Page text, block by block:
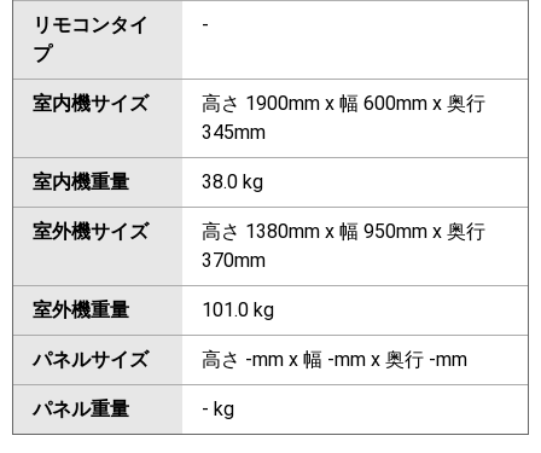
リモコンタイ
プ
-
室内機サイズ
高さ 1900mm x 幅 600mm x 奥行
345mm
室内機重量 38.0 kg
室外機サイズ
高さ 1380mm x 幅 950mm x 奥行
370mm
室外機重量 101.0 kg
パネルサイズ 高さ -mm x 幅 -mm x 奥行 -mm
パネル重量 - kg